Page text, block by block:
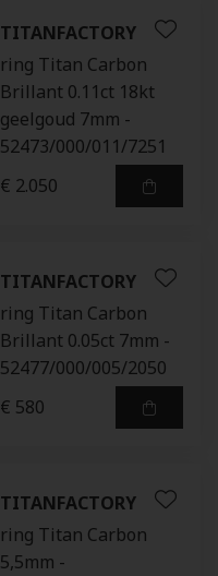
TITANFACTORY
ring Titan Carbon
Brillant 0.11ct 18kt
geelgoud 7mm -
52473/000/011/7251
€ 2.050
TITANFACTORY
ring Titan Carbon
Brillant 0.05ct 7mm -
52477/000/005/2050
€ 580
TITANFACTORY
ring Titan Carbon
5,5mm -